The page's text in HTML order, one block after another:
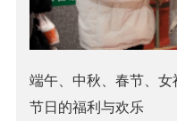
端午、中秋、春节、
节日的福利与欢乐